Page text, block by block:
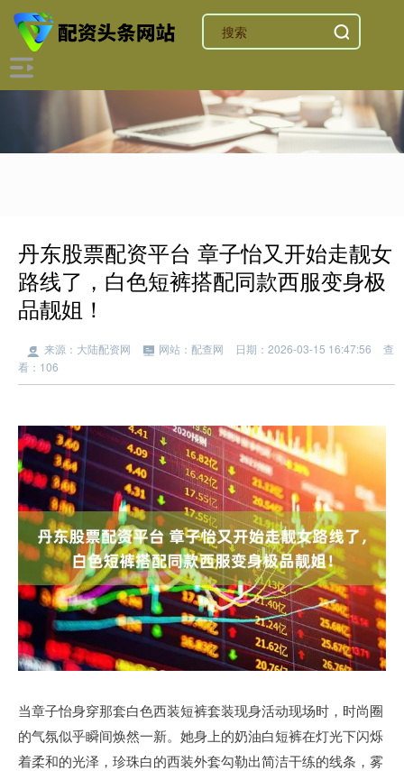
丹东股票配资平台 章子怡又开始走靓女
路线了，白色短裤搭配同款西服变身极
品靓姐！
来源：大陆配资网 网站：配查网 日期：2026-03-15 16:47:56
查
看：106
当章子怡身穿那套白色西装短裤套装现身活动现场时，时尚圈
的气氛似乎瞬间焕然一新。她身上的奶油白短裤在灯光下闪烁
着柔和的光泽，珍珠白的西装外套勾勒出简洁干练的线条，雾